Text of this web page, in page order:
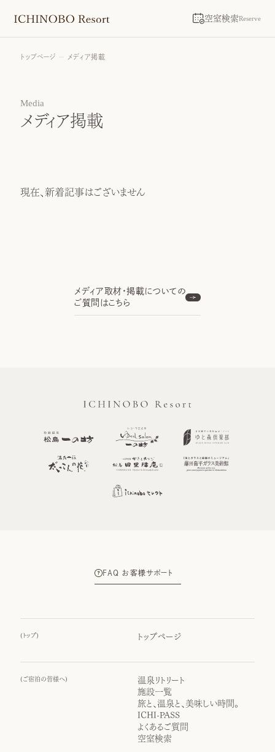
空室検索Reserve
トップページ メディア掲載
Media
メディア掲載
現在、新着記事はございません
メディア取材・掲載についての
ご質問はこちら
FAQ お客様サポート
( トップ) トップページ
( ご宿泊の皆様へ)
温泉リトリート
施設一覧
旅と、温泉と、美味しい時間。
ICHI-PASS
よくあるご質問
空室検索